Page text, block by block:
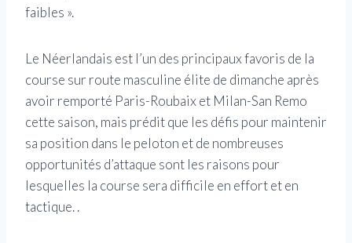
faibles ».
Le Néerlandais est l’un des principaux favoris de la
course sur route masculine élite de dimanche après
avoir remporté Paris-Roubaix et Milan-San Remo
cette saison, mais prédit que les défis pour maintenir
sa position dans le peloton et de nombreuses
opportunités d’attaque sont les raisons pour
lesquelles la course sera difficile en effort et en
tactique. .